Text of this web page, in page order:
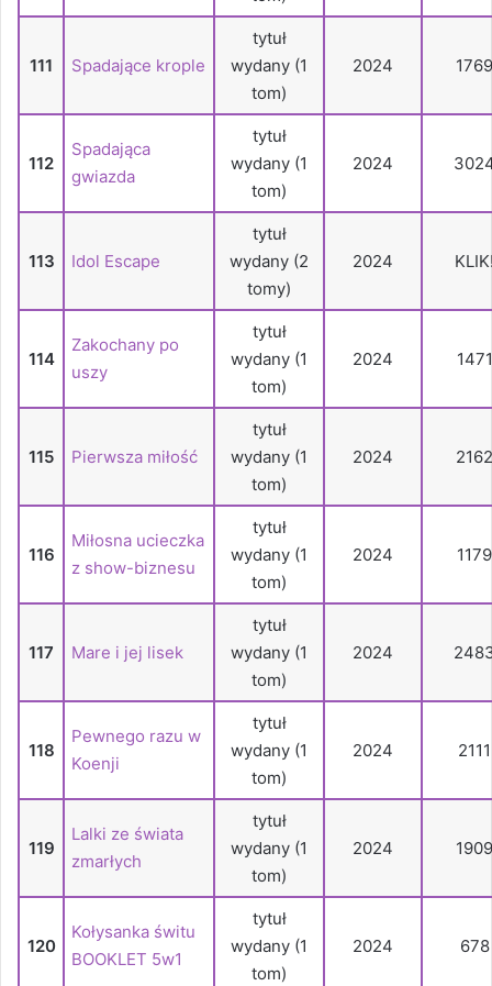
111 Spadające krople
tytuł
wydany (1
tom)
2024 1769
112
Spadająca
gwiazda
tytuł
wydany (1
tom)
2024
113 Idol Escape
tytuł
wydany (2
tomy)
2024
114
Zakochany po
uszy
tytuł
wydany (1
tom)
2024 1471
115 Pierwsza miłość
tytuł
wydany (1
tom)
2024 2162
116
Miłosna ucieczka
z show-biznesu
tytuł
wydany (1
tom)
2024 1179
117 Mare i jej lisek
tytuł
wydany (1
tom)
2024
118
Pewnego razu w
Koenji
tytuł
wydany (1
tom)
2024 2111
119
Lalki ze świata
zmarłych
tytuł
wydany (1
tom)
2024 1909
120
Kołysanka świtu
BOOKLET 5w1
tytuł
wydany (1
tom)
2024 678